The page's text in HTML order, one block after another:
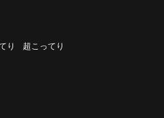
り 超こってり